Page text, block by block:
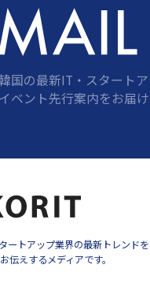
国の最新IT・スタート
イベント先行案内をお届け
ートアップ業界の最新トレンドを
伝えするメディアです。